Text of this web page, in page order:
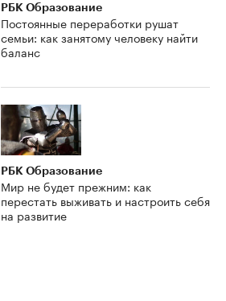
РБК Образование
Постоянные переработки рушат
семьи: как занятому человеку найти
баланс
РБК Образование
Мир не будет прежним: как
перестать выживать и настроить себя
на развитие